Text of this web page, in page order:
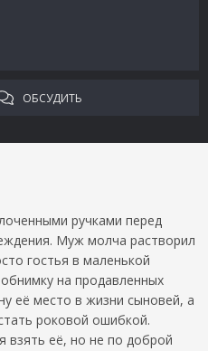
ОБСУДИТЬ
ручками перед
Муж молча растворил
гостья в маленькой
на продавленных
её место в жизни сыновей, а
роковой ошибкой.
взять её, но не по доброй